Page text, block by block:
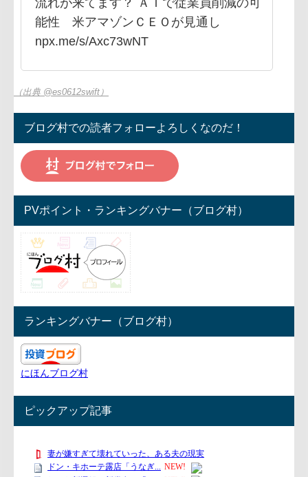
流れが来てます？ ＡＩで従業員削減の可
能性 米アマゾンＣＥＯが見通し
npx.me/s/Axc73wNT
（出典 @es0612swift）
ブログ村での読者フォローよろしくなのだ！
PVポイント・ランキングバナー（ブログ村）
ランキングバナー（ブログ村）
にほんブログ村
ピックアップ記事